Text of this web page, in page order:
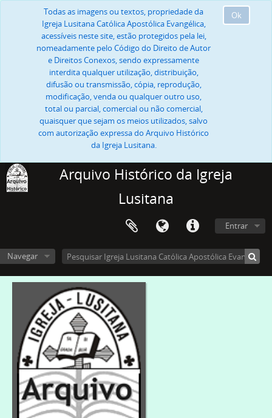
Ok
Todas as imagens ou textos, propriedade da
Igreja Lusitana Católica Apostólica Evangélica,
acessíveis neste site, estão protegidos pela lei,
nomeadamente pelo Código do Direito de Autor
e Direitos Conexos, sendo expressamente
interdita qualquer utilização, distribuição,
difusão ou transmissão, cópia, reprodução,
modificação, venda ou qualquer outro uso,
total ou parcial, comercial ou não comercial,
quaisquer que sejam os meios utilizados, salvo
com autorização expressa do Arquivo Histórico
da Igreja Lusitana.
Arquivo Histórico da Igreja
Lusitana
Entrar
Navegar